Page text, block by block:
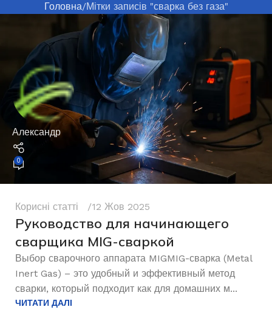
Головна Мітки записів "сварка без газа"
Александр
0
Корисні статті 12 Жов 2025
Руководство для начинающего
сварщика MIG-сваркой
Выбор сварочного аппарата MIGMIG-сварка (Metal
Inert Gas) – это удобный и эффективный метод
сварки, который подходит как для домашних м...
ЧИТАТИ ДАЛІ